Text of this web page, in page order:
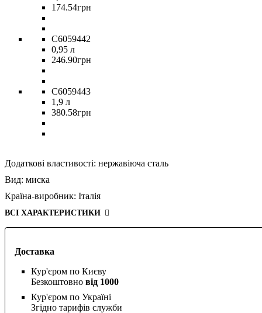
Доставка
Кур'єром по Києву
Безкоштовно від 1000
Кур'єром по Україні
Згідно тарифів служби
174.54грн
C6059442
0,95 л
246.90грн
C6059443
1,9 л
380.58грн
Додаткові властивості: нержавіюча сталь
Вид: миска
Країна-виробник: Італія
ВСІ ХАРАКТЕРИСТИКИ